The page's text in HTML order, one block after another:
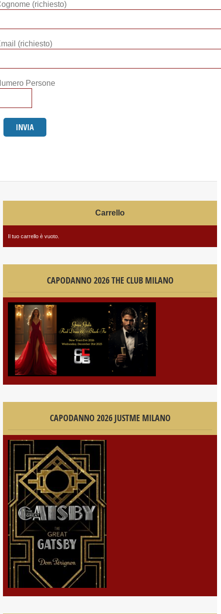
(richiesto)
(richiesto)
Persone
Carrello
Il tuo carrello è vuoto.
CAPODANNO 2026 THE CLUB MILANO
CAPODANNO 2026 JUSTME MILANO